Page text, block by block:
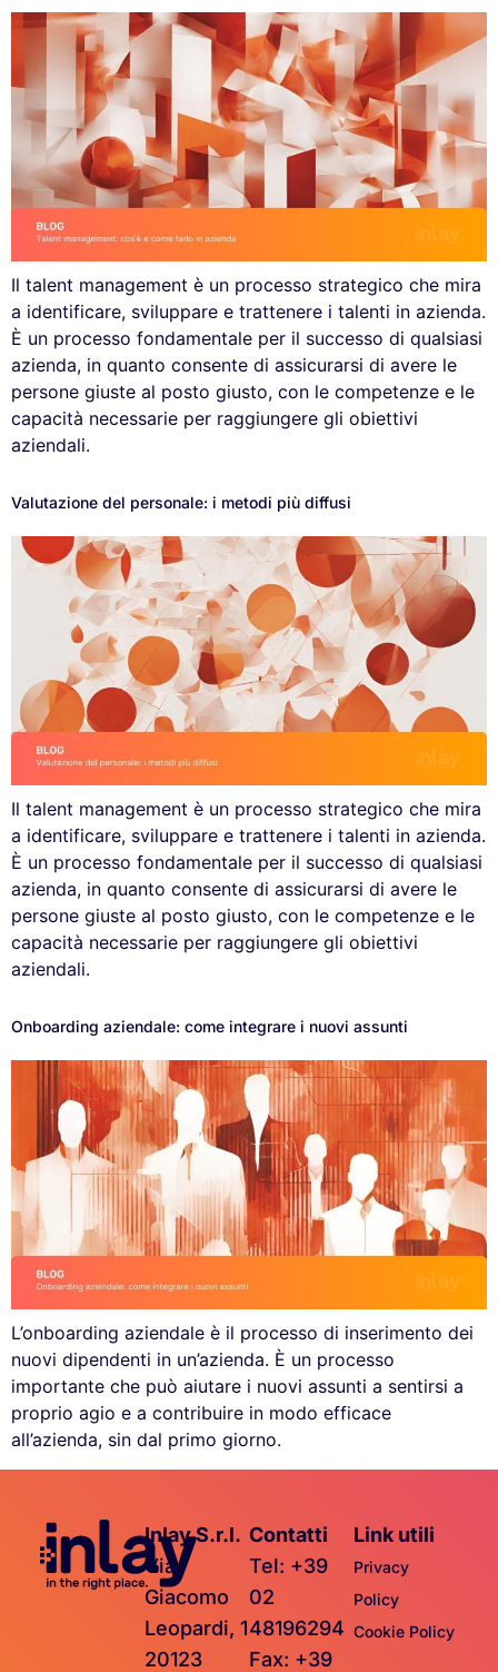
Il talent management è un processo strategico che mira
a identificare, sviluppare e trattenere i talenti in azienda.
È un processo fondamentale per il successo di qualsiasi
azienda, in quanto consente di assicurarsi di avere le
persone giuste al posto giusto, con le competenze e le
capacità necessarie per raggiungere gli obiettivi
aziendali.
Valutazione del personale: i metodi più diffusi
Il talent management è un processo strategico che mira
a identificare, sviluppare e trattenere i talenti in azienda.
È un processo fondamentale per il successo di qualsiasi
azienda, in quanto consente di assicurarsi di avere le
persone giuste al posto giusto, con le competenze e le
capacità necessarie per raggiungere gli obiettivi
aziendali.
Onboarding aziendale: come integrare i nuovi assunti
L’onboarding aziendale è il processo di inserimento dei
nuovi dipendenti in un’azienda. È un processo
importante che può aiutare i nuovi assunti a sentirsi a
proprio agio e a contribuire in modo efficace
all’azienda, sin dal primo giorno.
Inlay S.r.l.
Via
Giacomo
Leopardi, 1
20123
Contatti
Tel: +39
02
48196294
Fax: +39
Link utili
Privacy
Policy
Cookie Policy